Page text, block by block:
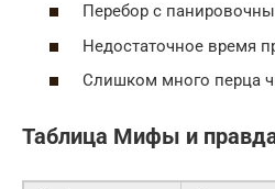
Перебор с
Недостаточное время
Слишком много перца
Таблица Мифы и